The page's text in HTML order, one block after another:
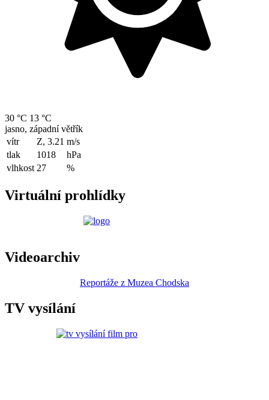
30 °C 13 °C
jasno, západní větřík
vítr
Z, 3.21 m/s
tlak
1018
hPa
vlhkost 27 %
Virtuální prohlídky
Videoarchiv
Reportáže z Muzea Chodska
TV vysílání